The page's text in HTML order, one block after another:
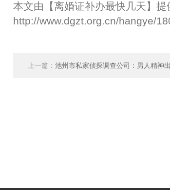
本文由【离婚证补办最快几天】提
http://www.dgzt.org.cn/hangye/
上一篇： 池州市私家侦探调查公司：男人精神